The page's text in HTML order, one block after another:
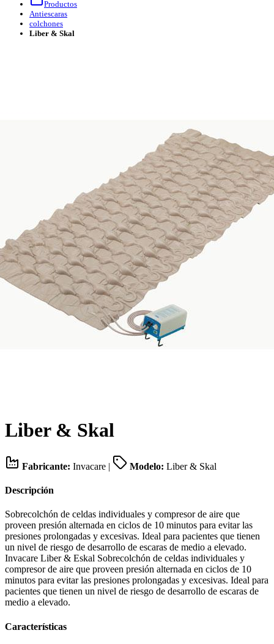
Productos
Antiescaras
colchones
Liber & Skal
Liber & Skal
Fabricante: Invacare | Modelo: Liber & Skal
Descripción
Sobrecolchón de celdas individuales y compresor de aire que
proveen presión alternada en ciclos de 10 minutos para evitar las
presiones prolongadas y excesivas. Ideal para pacientes que tienen
un nivel de riesgo de desarrollo de escaras de medio a elevado.
Invacare Liber & Eskal Sobrecolchón de celdas individuales y
compresor de aire que proveen presión alternada en ciclos de 10
minutos para evitar las presiones prolongadas y excesivas. Ideal para
pacientes que tienen un nivel de riesgo de desarrollo de escaras de
medio a elevado.
Características